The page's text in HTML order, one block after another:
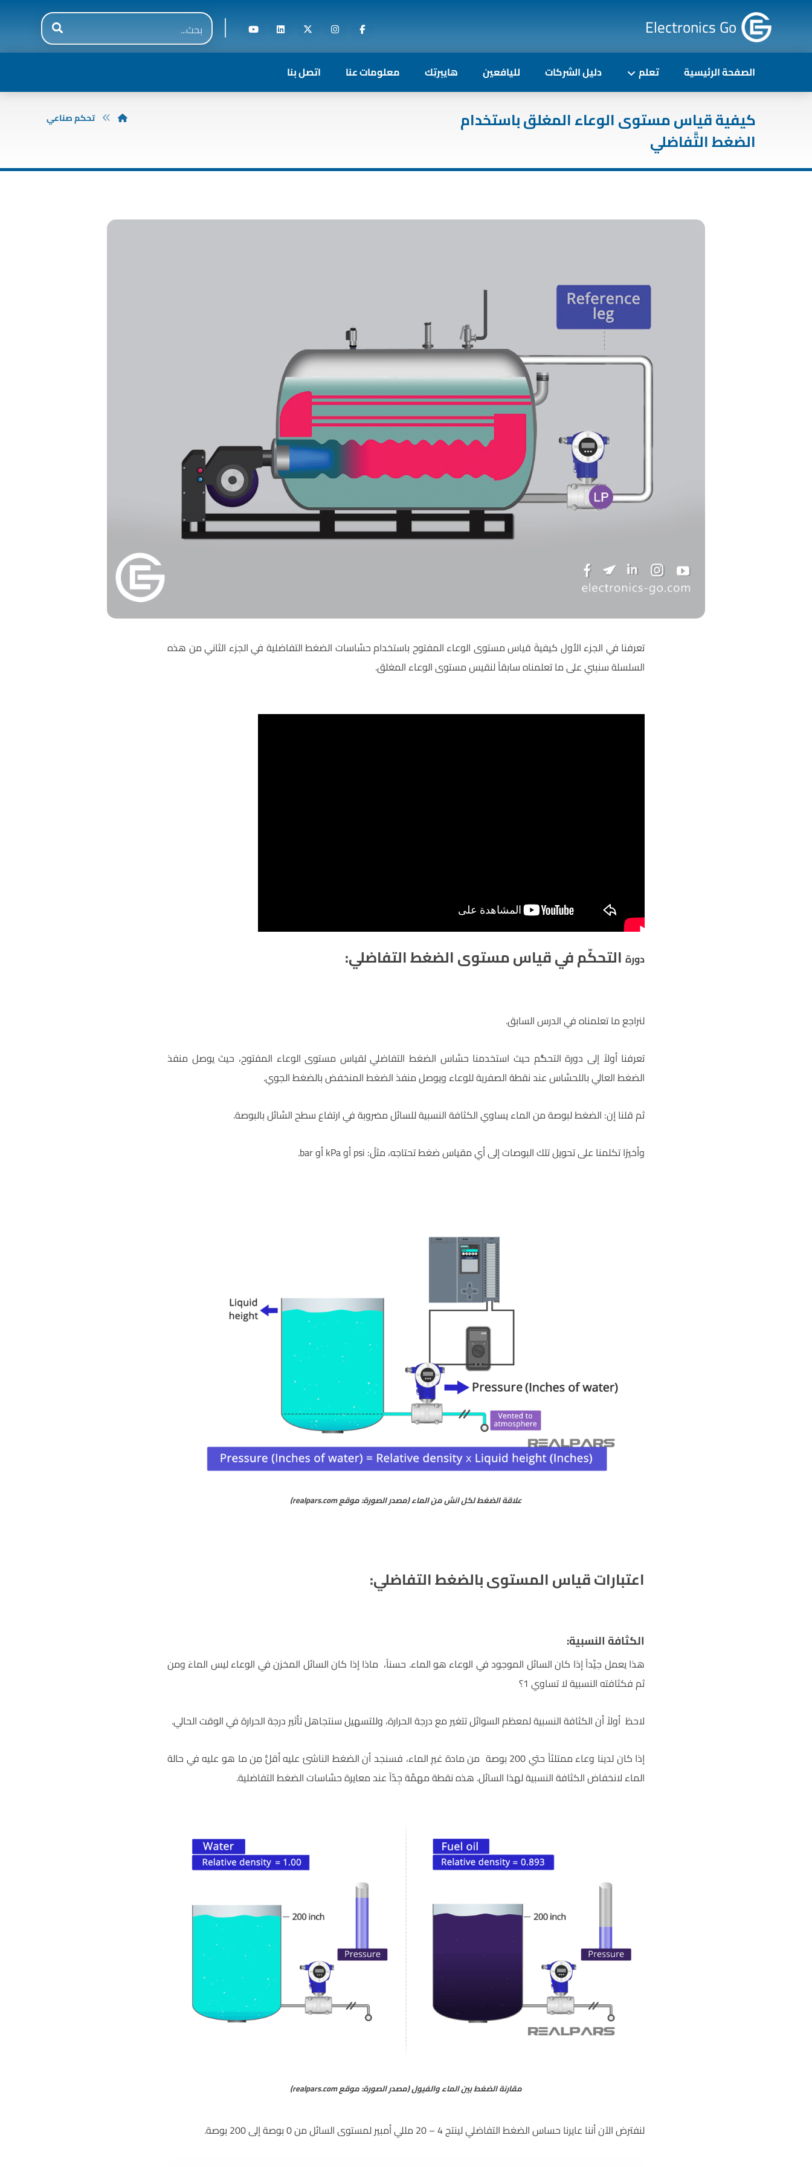
Electronics Go
الصفحة الرئيسية تعلم دليل الشركات لليافعين هايبرتِك معلومات عنا اتصل بنا
كيفية قياس مستوى الوعاء المغلق باستخدام
الضغط التَّفاضلي
تحكم صناعي
تعرفنا في الجزء الأول كيفيةَ قياس مستوى الوعاء المفتوح باستخدام حسَّاسات الضغط التفاضلية في الجزء الثاني من هذه
السلسلة سنبني على ما تعلمناه سابقاً لنقيس مستوى الوعاء المغلق.
دورةالتحكّم في قياس مستوى الضغط التفاضلي:
لنراجع ما تعلمناه في الدرس السابق.
تعرفنا أولاً إلى دورة التحكُّم حيث استخدمنا حسَّاس الضغط التفاضلي لقياس مستوى الوعاء المفتوح، حيث يوصل منفذ
الضغط العالي باللحسَّاس عند نقطة الصفرية للوعاء ويوصل منفذ الضغط المنخفض بالضغط الجوي.
ثم قلنا إن: الضغط لبوصة من الماء يساوي الكثافة النسبية للسائل مضروبة في ارتفاع سطح السَّائل بالبوصة.
وأخيرًا تكلمنا على تحويل تلك البوصات إلى أي مقياس ضغط تحتاجه، مثلُ: psi أو kPa أو bar.
علاقة الضغط لكل انش من الماء (مصدر الصورة: موقع realpars.com)
اعتبارات قياس المستوى بالضغط التفاضلي:
الكثافة النسبية:
هذا يعمل جيِّداً إذا كان السائل الموجود في الوعاء هو الماء. حسناً، ماذا إذا كان السائل المخزن في الوعاء ليس الماءَ ومن
ثم فكثافته النسبية لا تساوي 1؟
لاحظ أولاً أن الكثافة النسبية لمعظم السوائل تتغير مع درجة الحرارة، وللتسهيل سنتجاهل تأثير درجة الحرارة في الوقت الحالي.
إذا كان لدينا وعاء ممتلئاً حتي 200 بوصة من مادة غيرِ الماء، فسنجد أن الضغط الناشئ عليه أقلُّ مِن ما هو عليه في حالة
الماء لانخفاض الكثافة النسبية لهذا السائل. هذه نقطة مهمَّة جِدّاً عند معايرة حسَّاسات الضغط التفاضلية.
مقارنة الضغط بين الماء والفيول (مصدر الصورة: موقع realpars.com)
لنفترض الآن أننا عايرنا حساس الضغط التفاضلي لينتج 4 – 20 مللي أمبير لمستوى السائل من 0 بوصة إلى 200 بوصة.